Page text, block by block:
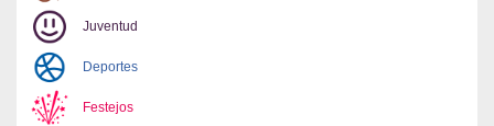
Juventud
Deportes
Festejos